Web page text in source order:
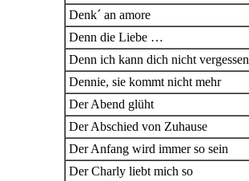
Denk´ an amore
Denn die Liebe …
Denn ich kann dich nicht vergessen
Dennie, sie kommt nicht mehr
Der Abend glüht
Der Abschied von Zuhause
Der Anfang wird immer so sein
Der Charly liebt mich so